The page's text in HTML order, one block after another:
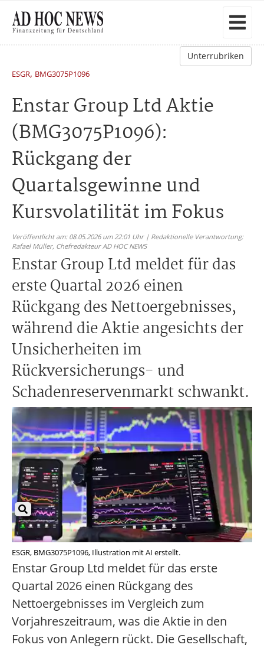
Unterrubriken
ESGR, BMG3075P1096
Enstar Group Ltd Aktie
(BMG3075P1096):
Rückgang der
Quartalsgewinne und
Kursvolatilität im Fokus
Veröffentlicht am: 08.05.2026 um 22:01 Uhr | Redaktionelle Verantwortung:
Rafael Müller, Chefredakteur AD HOC NEWS
Enstar Group Ltd meldet für das
erste Quartal 2026 einen
Rückgang des Nettoergebnisses,
während die Aktie angesichts der
Unsicherheiten im
Rückversicherungs- und
Schadenreservenmarkt schwankt.
ESGR, BMG3075P1096, Illustration mit AI erstellt.
Enstar Group Ltd meldet für das erste
Quartal 2026 einen Rückgang des
Nettoergebnisses im Vergleich zum
Vorjahreszeitraum, was die Aktie in den
Fokus von Anlegern rückt. Die Gesellschaft,